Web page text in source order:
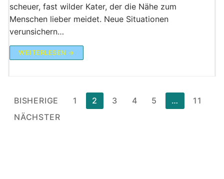
scheuer, fast wilder Kater, der die Nähe zum
Menschen lieber meidet. Neue Situationen
verunsichern…
WEITERLESEN →
Seitennummerierung
der
BISHERIGE 1 2 3 4 5 …
11
NÄCHSTER